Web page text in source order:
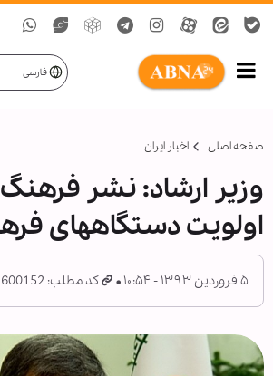
فارسی
صفحه اصلی اخبار ایران
وزیر ارشاد: نشر
اولویت دستگاههای
۵ فروردین ۱۳۹۳ - ۱۰:۵۴ کد مطلب: 600152